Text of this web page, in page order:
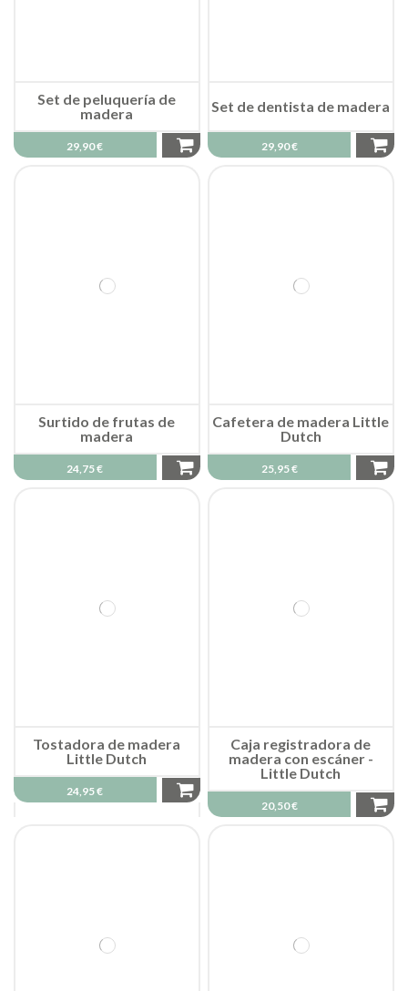
Set de peluquería de
madera
29,90 €
Set de dentista de madera
29,90 €
Surtido de frutas de
madera
24,75 €
Cafetera de madera Little
Dutch
25,95 €
Tostadora de madera
Little Dutch
24,95 €
Caja registradora de
madera con escáner -
Little Dutch
20,50 €